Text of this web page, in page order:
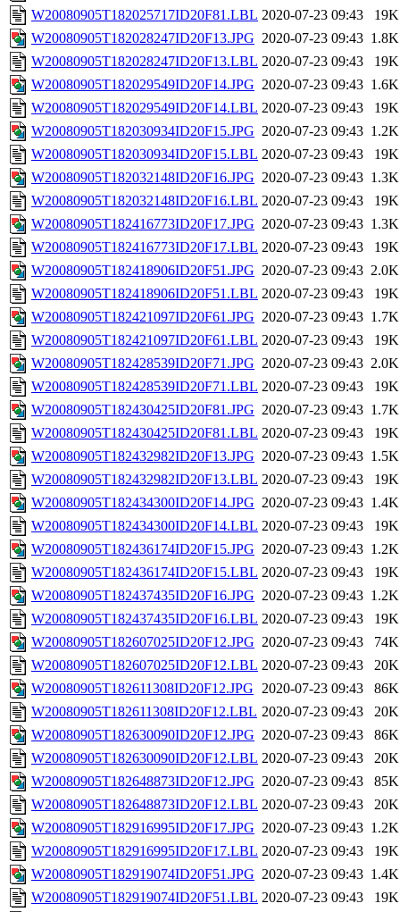
W20080905T182025717ID20F81.LBL 2020-07-23 09:43
19K
W20080905T182028247ID20F13.JPG 2020-07-23 09:43 1.8K
W20080905T182028247ID20F13.LBL 2020-07-23 09:43
19K
W20080905T182029549ID20F14.JPG 2020-07-23 09:43 1.6K
W20080905T182029549ID20F14.LBL 2020-07-23 09:43
19K
W20080905T182030934ID20F15.JPG 2020-07-23 09:43 1.2K
W20080905T182030934ID20F15.LBL 2020-07-23 09:43
19K
W20080905T182032148ID20F16.JPG 2020-07-23 09:43 1.3K
W20080905T182032148ID20F16.LBL 2020-07-23 09:43
19K
W20080905T182416773ID20F17.JPG 2020-07-23 09:43 1.3K
W20080905T182416773ID20F17.LBL 2020-07-23 09:43
19K
W20080905T182418906ID20F51.JPG 2020-07-23 09:43 2.0K
W20080905T182418906ID20F51.LBL 2020-07-23 09:43
19K
W20080905T182421097ID20F61.JPG 2020-07-23 09:43 1.7K
W20080905T182421097ID20F61.LBL 2020-07-23 09:43
19K
W20080905T182428539ID20F71.JPG 2020-07-23 09:43 2.0K
W20080905T182428539ID20F71.LBL 2020-07-23 09:43
19K
W20080905T182430425ID20F81.JPG 2020-07-23 09:43 1.7K
W20080905T182430425ID20F81.LBL 2020-07-23 09:43
19K
W20080905T182432982ID20F13.JPG 2020-07-23 09:43 1.5K
W20080905T182432982ID20F13.LBL 2020-07-23 09:43
19K
W20080905T182434300ID20F14.JPG 2020-07-23 09:43 1.4K
W20080905T182434300ID20F14.LBL 2020-07-23 09:43
19K
W20080905T182436174ID20F15.JPG 2020-07-23 09:43 1.2K
W20080905T182436174ID20F15.LBL 2020-07-23 09:43
19K
W20080905T182437435ID20F16.JPG 2020-07-23 09:43 1.2K
W20080905T182437435ID20F16.LBL 2020-07-23 09:43
19K
W20080905T182607025ID20F12.JPG 2020-07-23 09:43
74K
W20080905T182607025ID20F12.LBL 2020-07-23 09:43
20K
W20080905T182611308ID20F12.JPG 2020-07-23 09:43
86K
W20080905T182611308ID20F12.LBL 2020-07-23 09:43
20K
W20080905T182630090ID20F12.JPG 2020-07-23 09:43
86K
W20080905T182630090ID20F12.LBL 2020-07-23 09:43
20K
W20080905T182648873ID20F12.JPG 2020-07-23 09:43
85K
W20080905T182648873ID20F12.LBL 2020-07-23 09:43
20K
W20080905T182916995ID20F17.JPG 2020-07-23 09:43 1.2K
W20080905T182916995ID20F17.LBL 2020-07-23 09:43
19K
W20080905T182919074ID20F51.JPG 2020-07-23 09:43 1.4K
W20080905T182919074ID20F51.LBL 2020-07-23 09:43 19K